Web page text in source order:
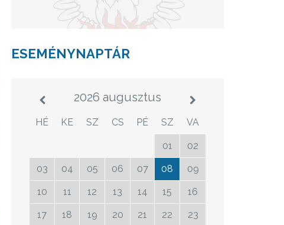
ESEMÉNYNAPTÁR
2026 augusztus
HÉ KE SZ CS PÉ SZ VA
01 02
03 04 05 06 07 08 09
10 11 12 13 14 15 16
17 18 19 20 21 22 23